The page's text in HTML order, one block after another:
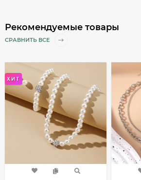
Рекомендуемые товары
СРАВНИТЬ ВСЕ
ХИТ